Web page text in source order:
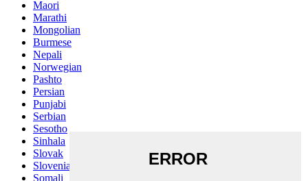
Maori
Marathi
Mongolian
Burmese
Nepali
Norwegian
Pashto
Persian
Punjabi
Serbian
Sesotho
Sinhala
Slovak
Slovenian
Somali